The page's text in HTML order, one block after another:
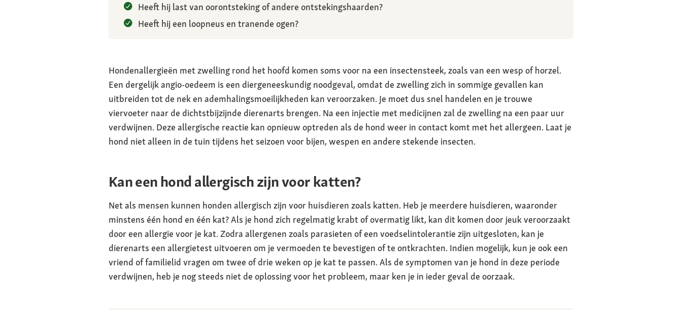
Heeft hij last van oorontsteking of andere ontstekingshaarden?
Heeft hij een loopneus en tranende ogen?
Hondenallergieën met zwelling rond het hoofd komen soms voor na een insectensteek, zoals van een wesp of horzel.
Een dergelijk angio-oedeem is een diergeneeskundig noodgeval, omdat de zwelling zich in sommige gevallen kan
uitbreiden tot de nek en ademhalingsmoeilijkheden kan veroorzaken. Je moet dus snel handelen en je trouwe
viervoeter naar de dichtstbijzijnde dierenarts brengen. Na een injectie met medicijnen zal de zwelling na een paar uur
verdwijnen. Deze allergische reactie kan opnieuw optreden als de hond weer in contact komt met het allergeen. Laat je
hond niet alleen in de tuin tijdens het seizoen voor bijen, wespen en andere stekende insecten.
Kan een hond allergisch zijn voor katten?
Net als mensen kunnen honden allergisch zijn voor huisdieren zoals katten. Heb je meerdere huisdieren, waaronder
minstens één hond en één kat? Als je hond zich regelmatig krabt of overmatig likt, kan dit komen door jeuk veroorzaakt
door een allergie voor je kat. Zodra allergenen zoals parasieten of een voedselintolerantie zijn uitgesloten, kan je
dierenarts een allergietest uitvoeren om je vermoeden te bevestigen of te ontkrachten. Indien mogelijk, kun je ook een
vriend of familielid vragen om twee of drie weken op je kat te passen. Als de symptomen van je hond in deze periode
verdwijnen, heb je nog steeds niet de oplossing voor het probleem, maar ken je in ieder geval de oorzaak.